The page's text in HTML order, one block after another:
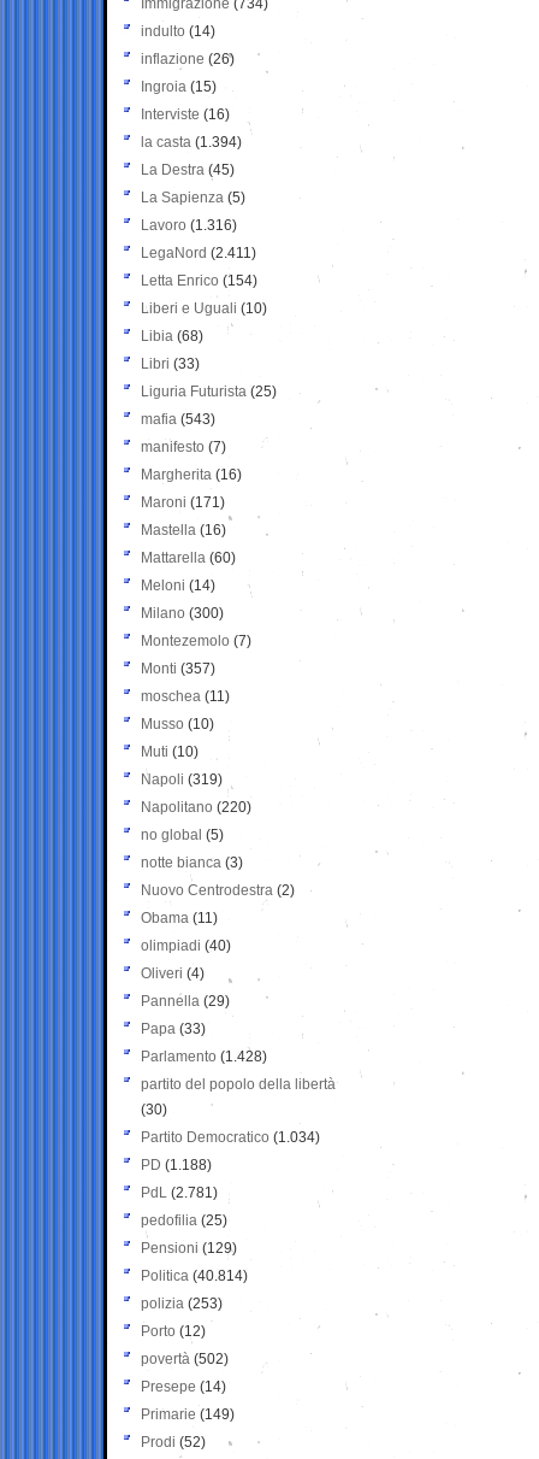
Immigrazione (734)
indulto (14)
inflazione (26)
Ingroia (15)
Interviste (16)
la casta (1.394)
La Destra (45)
La Sapienza (5)
Lavoro (1.316)
LegaNord (2.411)
Letta Enrico (154)
Liberi e Uguali (10)
Libia (68)
Libri (33)
Liguria Futurista (25)
mafia (543)
manifesto (7)
Margherita (16)
Maroni (171)
Mastella (16)
Mattarella (60)
Meloni (14)
Milano (300)
Montezemolo (7)
Monti (357)
moschea (11)
Musso (10)
Muti (10)
Napoli (319)
Napolitano (220)
no global (5)
notte bianca (3)
Nuovo Centrodestra (2)
Obama (11)
olimpiadi (40)
Oliveri (4)
Pannella (29)
Papa (33)
Parlamento (1.428)
partito del popolo della libertà
(30)
Partito Democratico (1.034)
PD (1.188)
PdL (2.781)
pedofilia (25)
Pensioni (129)
Politica (40.814)
polizia (253)
Porto (12)
povertà (502)
Presepe (14)
Primarie (149)
Prodi (52)